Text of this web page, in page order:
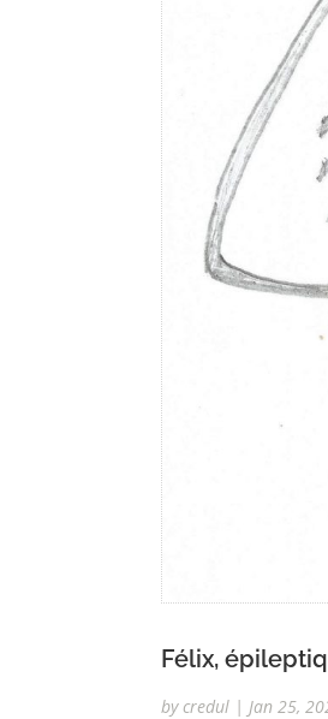
Félix,
by credul | Jan 25,